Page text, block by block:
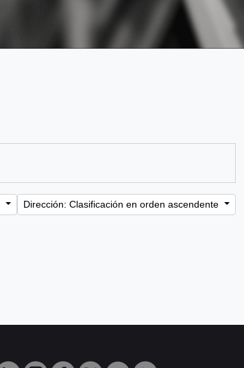
Dirección: Clasificación en orden ascendente